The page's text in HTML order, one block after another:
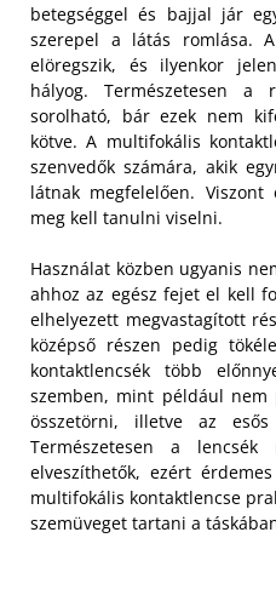
betegséggel és bajjal jár
szerepel a látás romlása.
elöregszik, és ilyenkor
hályog. Természetesen
sorolható, bár ezek nem
kötve. A multifokális
szenvedők számára, akik
látnak megfelelően.
meg kell tanulni viselni.
Használat közben ugyanis
ahhoz az egész fejet el kell
elhelyezett megvastagított
középső részen pedig
kontaktlencsék több
szemben, mint például
összetörni, illetve az
Természetesen a
elveszíthetők, ezért
multifokális kontaktlencse
szemüveget tartani a